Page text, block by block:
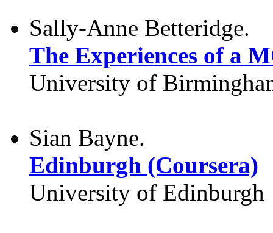
Sally-Anne Betteridge.
The Experiences of a
University of
Sian Bayne.
Edinburgh (Coursera)
University of Edinburgh